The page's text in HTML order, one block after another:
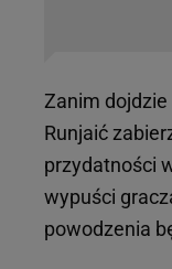
Zanim
Runjaić
przydatności
wypuści
powodzenia